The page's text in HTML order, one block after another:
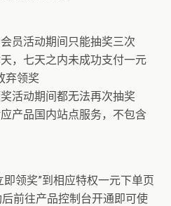
员活动期间只能抽奖三次
，七天之内未成功支付一元
弃领奖
活动期间都无法再次抽奖
产品国内站点服务，不包含
领奖”到相应特权一元下单页
前往产品控制台开通即可使